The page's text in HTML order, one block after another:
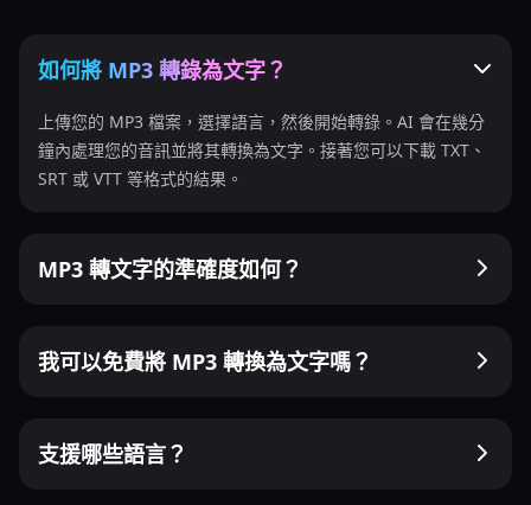
如何將 MP3 轉錄為文字？
上傳您的 MP3 檔案，選擇語言，然後開始轉錄。AI 會在幾分
鐘內處理您的音訊並將其轉換為文字。接著您可以下載 TXT、
SRT 或 VTT 等格式的結果。
MP3 轉文字的準確度如何？
我可以免費將 MP3 轉換為文字嗎？
支援哪些語言？